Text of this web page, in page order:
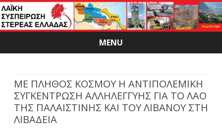
MENU
Skip
ΜΕ ΠΛΗΘΟΣ ΚΟΣΜΟΥ Η ΑΝΤΙΠΟΛΕΜΙΚΗ
ΣΥΓΚΕΝΤΡΩΣΗ ΑΛΛΗΛΕΓΓΥΗΣ ΓΙΑ ΤΟ ΛΑΟ
ΤΗΣ ΠΑΛΑΙΣΤΙΝΗΣ ΚΑΙ ΤΟΥ ΛΙΒΑΝΟΥ ΣΤΗ
ΛΙΒΑΔΕΙΑ